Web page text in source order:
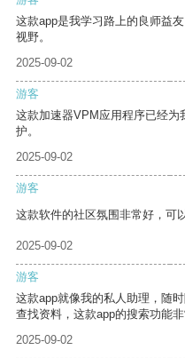
这款app是我学习路上的良师益
视野。
2025-09-02
游客
这款加速器VPM应用程序已经
护。
2025-09-02
游客
这款软件的社区氛围非常好，可
2025-09-02
游客
这款app就像我的私人助理，随
查找资料，这款app的搜索功能
2025-09-02